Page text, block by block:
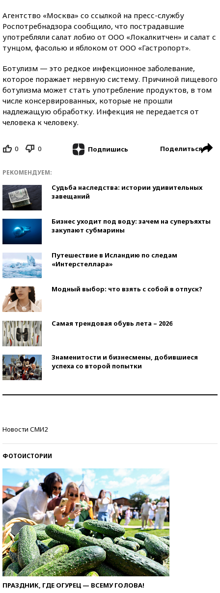
Агентство «Москва» со ссылкой на пресс-службу
Роспотребнадзора сообщило, что пострадавшие
употребляли салат лобио от ООО «Локалкитчен» и салат с
тунцом, фасолью и яблоком от ООО «Гастропорт».
Ботулизм — это редкое инфекционное заболевание,
которое поражает нервную систему. Причиной пищевого
ботулизма может стать употребление продуктов, в том
числе консервированных, которые не прошли
надлежащую обработку. Инфекция не передается от
человека к человеку.
0 0 Подпишись Поделиться
РЕКОМЕНДУЕМ:
Судьба наследства: истории удивительных
завещаний
Бизнес уходит под воду: зачем на суперъяхты
закупают субмарины
Путешествие в Исландию по следам
«Интерстеллара»
Модный выбор: что взять с собой в отпуск?
Самая трендовая обувь лета – 2026
Знаменитости и бизнесмены, добившиеся
успеха со второй попытки
Новости СМИ2
ФОТОИСТОРИИ
ПРАЗДНИК, ГДЕ ОГУРЕЦ — ВСЕМУ ГОЛОВА!